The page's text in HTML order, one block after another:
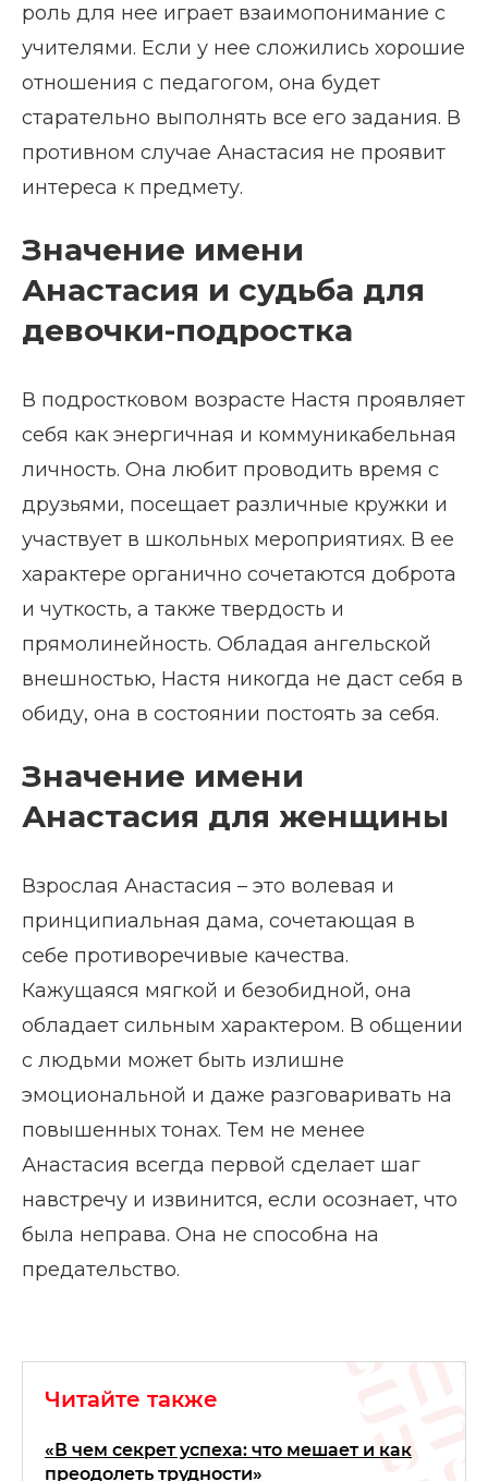
роль для нее играет взаимопонимание с
учителями. Если у нее сложились хорошие
отношения с педагогом, она будет
старательно выполнять все его задания. В
противном случае Анастасия не проявит
интереса к предмету.
Значение имени
Анастасия и судьба для
девочки-подростка
В подростковом возрасте Настя проявляет
себя как энергичная и коммуникабельная
личность. Она любит проводить время с
друзьями, посещает различные кружки и
участвует в школьных мероприятиях. В ее
характере органично сочетаются доброта
и чуткость, а также твердость и
прямолинейность. Обладая ангельской
внешностью, Настя никогда не даст себя в
обиду, она в состоянии постоять за себя.
Значение имени
Анастасия для женщины
Взрослая Анастасия – это волевая и
принципиальная дама, сочетающая в
себе противоречивые качества.
Кажущаяся мягкой и безобидной, она
обладает сильным характером. В общении
с людьми может быть излишне
эмоциональной и даже разговаривать на
повышенных тонах. Тем не менее
Анастасия всегда первой сделает шаг
навстречу и извинится, если осознает, что
была неправа. Она не способна на
предательство.
Читайте также
«В чем секрет успеха: что мешает и как
преодолеть трудности»